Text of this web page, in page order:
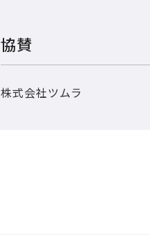
協賛
株式会社ツムラ